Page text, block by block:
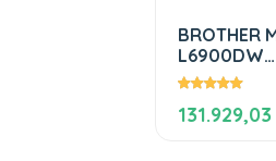
BROTHER
L6900DW
Mono Laser
Yazıcı